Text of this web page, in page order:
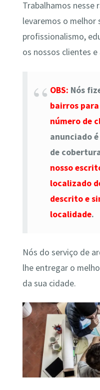
Trabalhamos nesse
levaremos o
profissionalismo,
os nossos clientes e
OBS: Nós
bairros
número de
anunciado
de
nosso
localizado
descrito e
localidade.
Nós do serviço de
lhe entregar o
da sua cidade.